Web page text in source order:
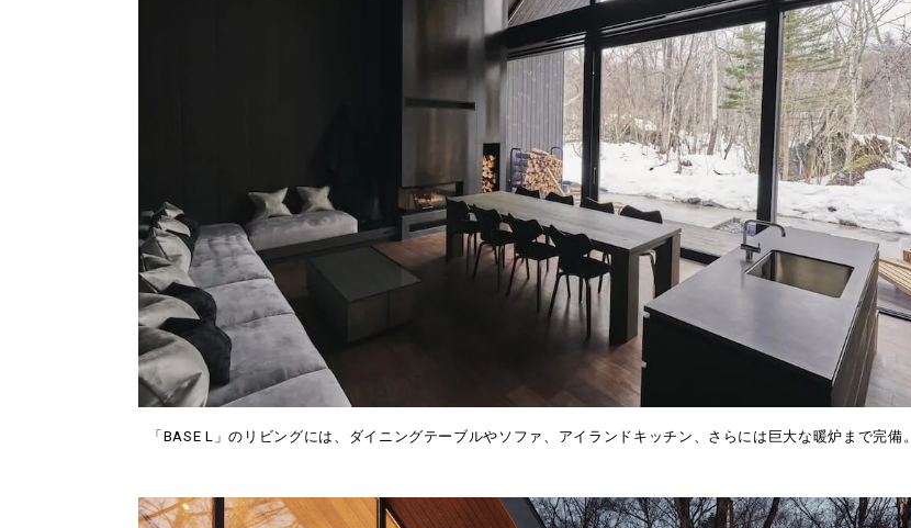
「BASE L」のリビングには、ダイニングテーブルやソファ、アイランドキッチン、さらには巨⼤な暖炉まで完備。